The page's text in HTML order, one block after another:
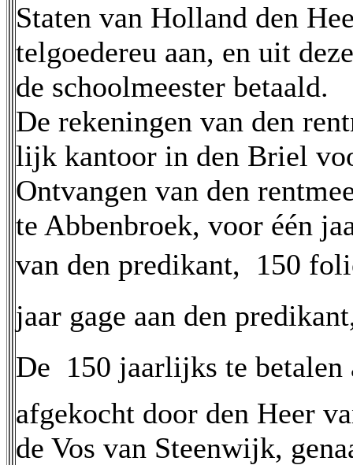
Staten van Holland den
telgoedereu aan, en uit
de schoolmeester betaald.
De rekeningen van den
lijk kantoor in den Briel
Ontvangen van den
te Abbenbroek, voor één
van den predikant,  150
jaar gage aan den
De  150 jaarlijks te
afgekocht door den Heer
de Vos van Steenwijk,